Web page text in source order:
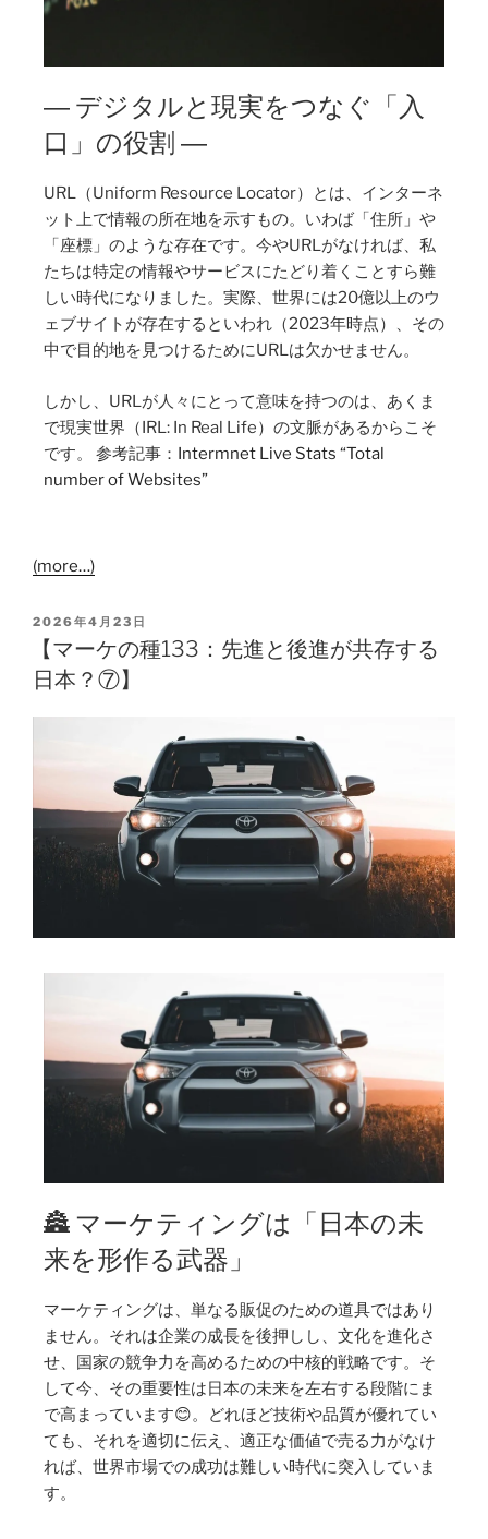
― デジタルと現実をつなぐ「入
口」の役割 ―
URL（Uniform Resource Locator）とは、インターネ
ット上で情報の所在地を示すもの。いわば「住所」や
「座標」のような存在です。今やURLがなければ、私
たちは特定の情報やサービスにたどり着くことすら難
しい時代になりました。実際、世界には20億以上のウ
ェブサイトが存在するといわれ（2023年時点）、その
中で目的地を見つけるためにURLは欠かせません。
しかし、URLが人々にとって意味を持つのは、あくま
で現実世界（IRL: In Real Life）の文脈があるからこそ
です。 参考記事： Intermnet Live Stats “Total
number of Websites”
(more…)
2026年4月23日
【マーケの種133：先進と後進が共存する
日本？⑦】
🏯 マーケティングは「日本の未
来を形作る武器」
マーケティングは、単なる販促のための道具ではあり
ません。それは企業の成長を後押しし、文化を進化さ
せ、国家の競争力を高めるための中核的戦略です。そ
して今、その重要性は日本の未来を左右する段階にま
で高まっています😊。どれほど技術や品質が優れてい
ても、それを適切に伝え、適正な価値で売る力がなけ
れば、世界市場での成功は難しい時代に突入していま
す。